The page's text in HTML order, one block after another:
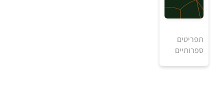
₪
למידע ולרכישה
תפריטים
ספרותיים